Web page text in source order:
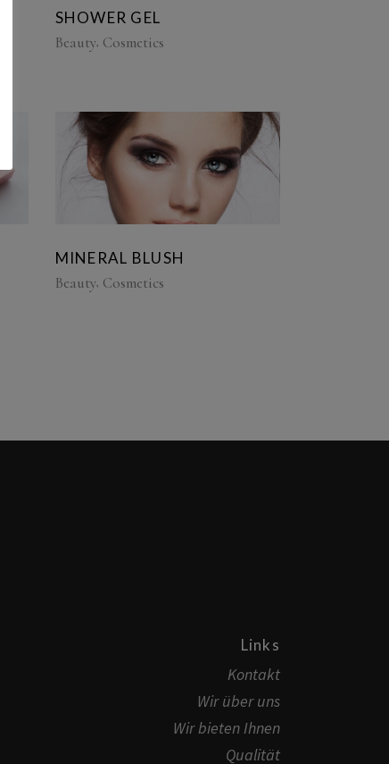
SHOWER GEL
Beauty Cosmetics
MINERAL BLUSH
Beauty Cosmetics
Links
Kontakt
Wir über uns
Wir bieten Ihnen
Qualität